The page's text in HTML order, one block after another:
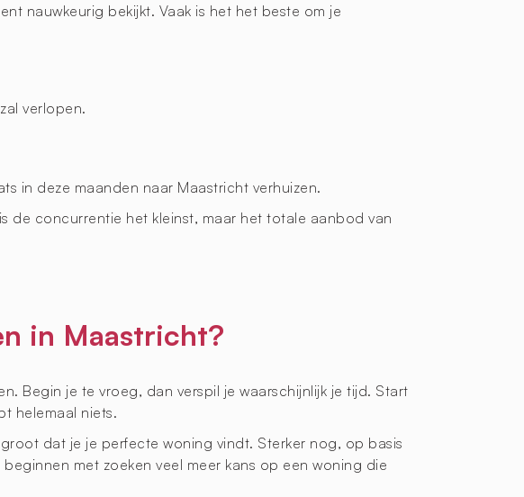
nauwkeurig bekijkt. Vaak is het het beste om je
verlopen.
in deze maanden naar Maastricht verhuizen.
de concurrentie het kleinst, maar het totale aanbod van
in Maastricht?
Begin je te vroeg, dan verspil je waarschijnlijk je tijd. Start
helemaal niets.
dat je je perfecte woning vindt. Sterker nog, op basis
met zoeken veel meer kans op een woning die